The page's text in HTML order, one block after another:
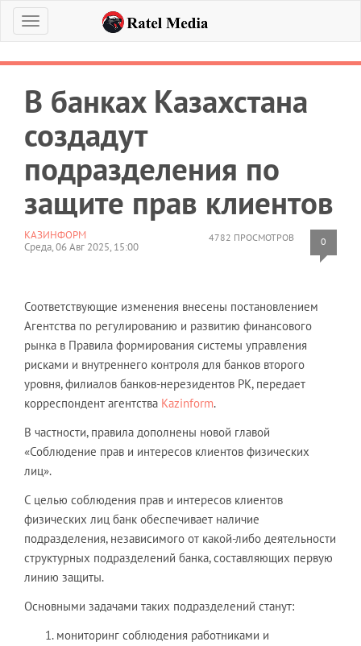
Меню
В банках Казахстана
создадут
подразделения по
защите прав клиентов
4782 ПРОСМОТРОВ 0
КАЗИНФОРМ
Среда, 06 Авг 2025, 15:00
Соответствующие изменения внесены постановлением
Агентства по регулированию и развитию финансового
рынка в Правила формирования системы управления
рисками и внутреннего контроля для банков второго
уровня, филиалов банков-нерезидентов РК, передает
корреспондент агентства Kazinform.
В частности, правила дополнены новой главой
«Соблюдение прав и интересов клиентов физических
лиц».
С целью соблюдения прав и интересов клиентов
физических лиц банк обеспечивает наличие
подразделения, независимого от какой-либо деятельности
структурных подразделений банка, составляющих первую
линию защиты.
Основными задачами таких подразделений станут:
мониторинг соблюдения работниками и